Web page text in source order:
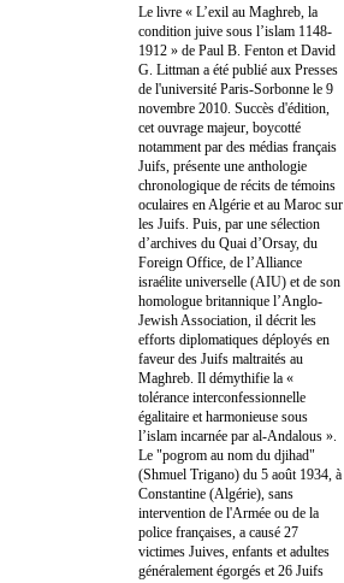
Le livre « L’exil au Maghreb, la
condition juive sous l’islam 1148-
1912 » de Paul B. Fenton et David
G. Littman a été publié aux Presses
de l'université Paris-Sorbonne le 9
novembre 2010. Succès d'édition,
cet ouvrage majeur, boycotté
notamment par des médias français
Juifs, présente une anthologie
chronologique de récits de témoins
oculaires en Algérie et au Maroc sur
les Juifs. Puis, par une sélection
d’archives du Quai d’Orsay, du
Foreign Office, de l’Alliance
israélite universelle (AIU) et de son
homologue britannique l’Anglo-
Jewish Association, il décrit les
efforts diplomatiques déployés en
faveur des Juifs maltraités au
Maghreb. Il démythifie la «
tolérance interconfessionnelle
égalitaire et harmonieuse sous
l’islam incarnée par al-Andalous ».
Le "pogrom au nom du djihad"
(Shmuel Trigano) du 5 août 1934, à
Constantine (Algérie), sans
intervention de l'Armée ou de la
police françaises, a causé 27
victimes Juives, enfants et adultes
généralement égorgés et 26 Juifs